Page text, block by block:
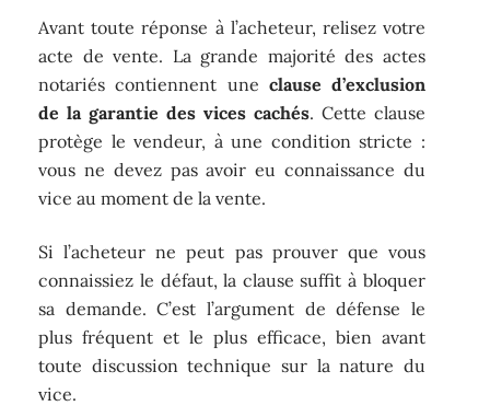
Avant toute réponse à l’acheteur, relisez votre
acte de vente. La grande majorité des actes
notariés contiennent une clause d’exclusion
de la garantie des vices cachés. Cette clause
protège le vendeur, à une condition stricte :
vous ne devez pas avoir eu connaissance du
vice au moment de la vente.
Si l’acheteur ne peut pas prouver que vous
connaissiez le défaut, la clause suffit à bloquer
sa demande. C’est l’argument de défense le
plus fréquent et le plus efficace, bien avant
toute discussion technique sur la nature du
vice.